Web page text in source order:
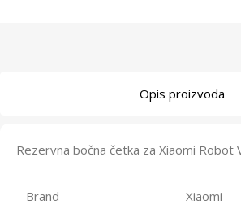
Opis proizvoda
Rezervna bočna četka za Xiaomi Robot
Brand Xiaomi